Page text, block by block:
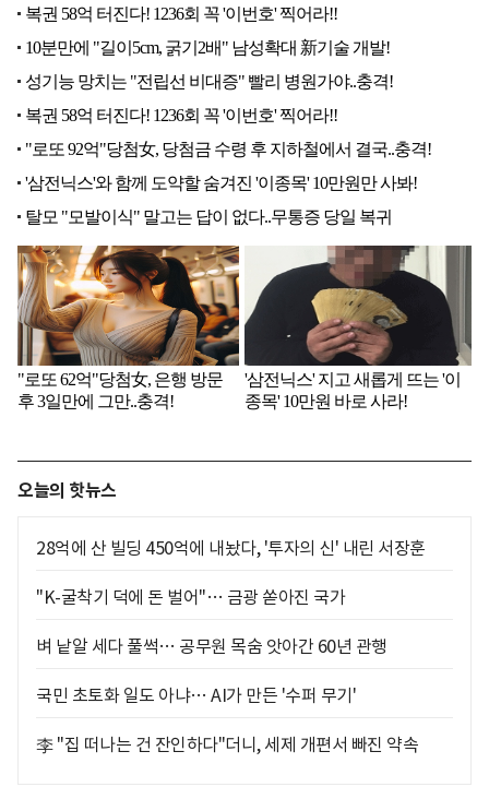
오늘의 핫뉴스
28억에 산 빌딩 450억에 내놨다, '투자의 신' 내린 서장훈
"K-굴착기 덕에 돈 벌어"… 금광 쏟아진 국가
벼 낱알 세다 풀썩… 공무원 목숨 앗아간 60년 관행
국민 초토화 일도 아냐… AI가 만든 '수퍼 무기'
李 "집 떠나는 건 잔인하다"더니, 세제 개편서 빠진 약속